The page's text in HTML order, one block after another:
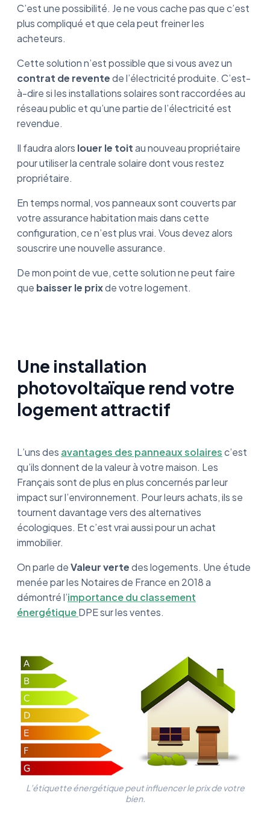
C’est une possibilité. Je ne vous cache pas que c’est
plus compliqué et que cela peut freiner les
acheteurs.
Cette solution n’est possible que si vous avez un
contrat de reventede l’électricité produite. C’est-
à-dire si les installations solaires sont raccordées au
réseau public et qu’une partie de l’électricité est
revendue.
Il faudra alors louer le toitau nouveau propriétaire
pour utiliser la centrale solaire dont vous restez
propriétaire.
En temps normal, vos panneaux sont couverts par
votre assurance habitation mais dans cette
configuration, ce n’est plus vrai. Vous devez alors
souscrire une nouvelle assurance.
De mon point de vue, cette solution ne peut faire
que baisser le prixde votre logement.
Une installation
photovoltaïque rend votre
logement attractif
L’uns des avantages des panneaux solairesc’est
qu’ils donnent de la valeur à votre maison. Les
Français sont de plus en plus concernés par leur
impact sur l’environnement. Pour leurs achats, ils se
tournent davantage vers des alternatives
écologiques. Et c’est vrai aussi pour un achat
immobilier.
On parle deValeur vertedes logements. Une étude
menée par les Notaires de France en 2018 a
démontré l’importance du classement
énergétiqueDPE sur les ventes.
L’étiquette énergétique peut influencer le prix de votre
bien.